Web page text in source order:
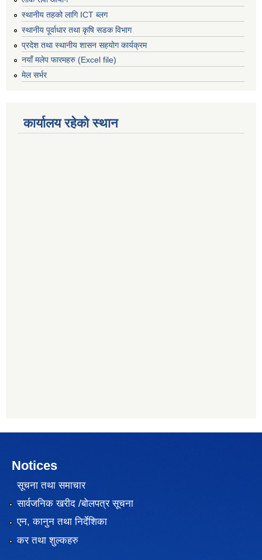
स्थानीय तहको लागि ICT ब्लग
स्थानीय पूर्वाधार तथा कृषि सडक विभाग
प्रदेश तथा स्थानीय शासन सहयोग कार्यक्रम
नयाँ मलेप फारमहरु (Excel file)
मेल सर्भर
कार्यालय रहेको स्थान
Notices
सूचना तथा समाचार
सार्वजनिक खरीद /बोलपत्र सूचना
एन, कानुन तथा निर्देशिका
कर तथा शुल्कहरु